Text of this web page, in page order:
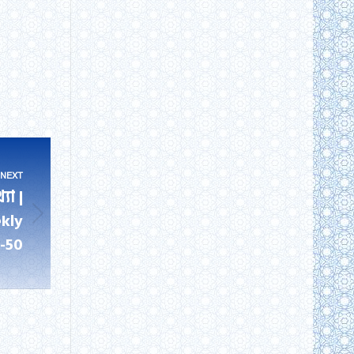
NEXT
|